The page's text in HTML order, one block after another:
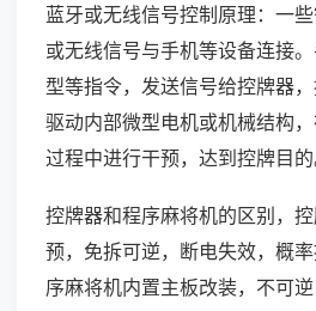
蓝牙或无线信号控制原理：一
或无线信号与手机等设备连接
型等指令，发送信号给控牌器
驱动内部微型电机或机械结构
过程中进行干预，达到控牌目的
控牌器和程序麻将机的区别，
预，免拆可逆，断电失效，概
序麻将机内置主板改装，不可